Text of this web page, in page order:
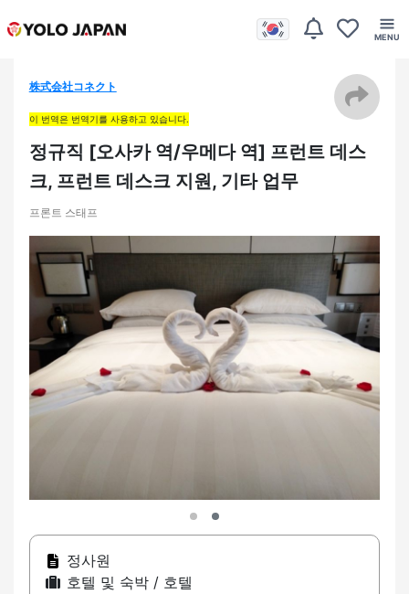
株式会社コネクト
이 번역은 번역기를 사용하고 있습니다.
정규직 [오사카 역/우메다 역] 프런트 데스
크, 프런트 데스크 지원, 기타 업무
프론트 스태프
정사원
호텔 및 숙박 / 호텔